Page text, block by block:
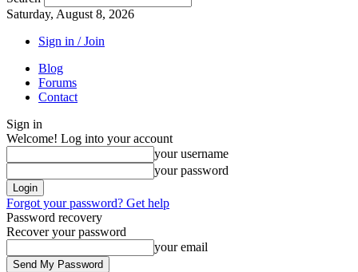
Saturday, August 8, 2026
Sign in / Join
Blog
Forums
Contact
Sign in
Welcome! Log into your account
your username
your password
Forgot your password? Get help
Password recovery
Recover your password
your email